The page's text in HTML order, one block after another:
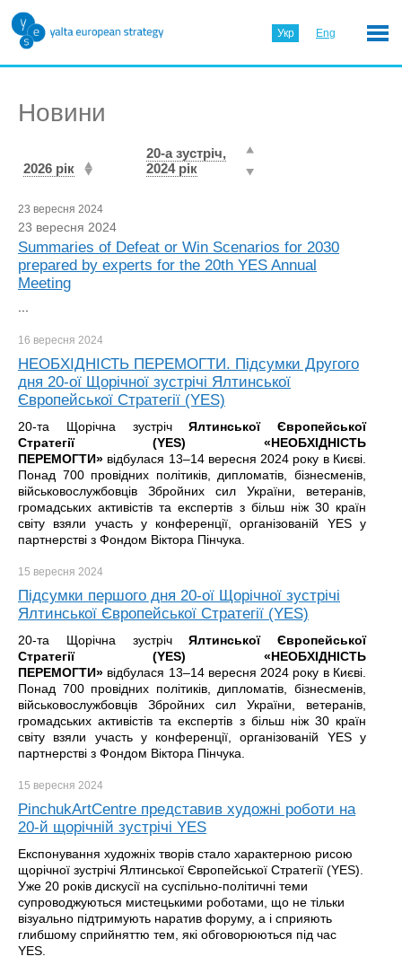
Укр Eng
Новини
2026 рік
20-а зустріч,
2024 рік
23 вересня 2024
23 вересня 2024
Summaries of Defeat or Win Scenarios for 2030
prepared by experts for the 20th YES Annual
Meeting
16 вересня 2024
НЕОБХІДНІСТЬ ПЕРЕМОГТИ. Підсумки Другого
дня 20-ої Щорічної зустрічі Ялтинської
Європейської Стратегії (YES)
20-та Щорічна зустрічЯлтинської Європейської
Стратегії (YES) «НЕОБХІДНІСТЬ
ПЕРЕМОГТИ» відбулася 13–14 вересня 2024 року в Києві.
Понад 700 провідних політиків, дипломатів, бізнесменів,
військовослужбовців Збройних сил України, ветеранів,
громадських активістів та експертів з більш ніж 30 країн
світу взяли участь у конференції, організованій YES у
партнерстві з Фондом Віктора Пінчука.
15 вересня 2024
Підсумки першого дня 20-ої Щорічної зустрічі
Ялтинської Європейської Стратегії (YES)
20-та Щорічна зустрічЯлтинської Європейської
Стратегії (YES) «НЕОБХІДНІСТЬ
ПЕРЕМОГТИ» відбулася 13–14 вересня 2024 року в Києві.
Понад 700 провідних політиків, дипломатів, бізнесменів,
військовослужбовців Збройних сил України, ветеранів,
громадських активістів та експертів з більш ніж 30 країн
світу взяли участь у конференції, організованій YES у
партнерстві з Фондом Віктора Пінчука.
15 вересня 2024
PinchukArtCentre представив художні роботи на
20-й щорічній зустрічі YES
Експонування художніх творів стало характерною рисою
щорічної зустрічі Ялтинської Європейської Стратегії (YES).
Уже 20 років дискусії на суспільно-політичні теми
супроводжуються мистецькими роботами, що не тільки
візуально підтримують наратив форуму, а і сприяють
глибшому сприйняттю тем, які обговорюються під час
YES.